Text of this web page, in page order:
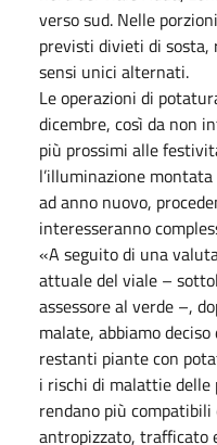
verso sud. Nelle
previsti divieti di
sensi unici alternati.
Le operazioni di
dicembre, così da non
più prossimi alle
l’illuminazione montata
ad anno nuovo,
interesseranno
«A seguito di una
attuale del viale –
assessore al verde –,
malate, abbiamo
restanti piante con
i rischi di malattie delle
rendano più
antropizzato, trafficato